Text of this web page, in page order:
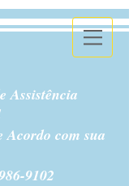
Assistência
Acordo com sua
9102